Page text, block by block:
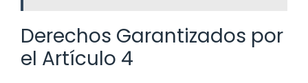
Derechos Garantizados por
el Artículo 4